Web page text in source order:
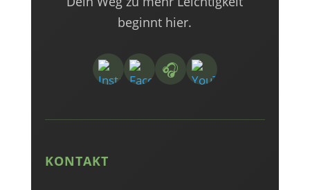
beginnt hier.
🎧
KONTAKT